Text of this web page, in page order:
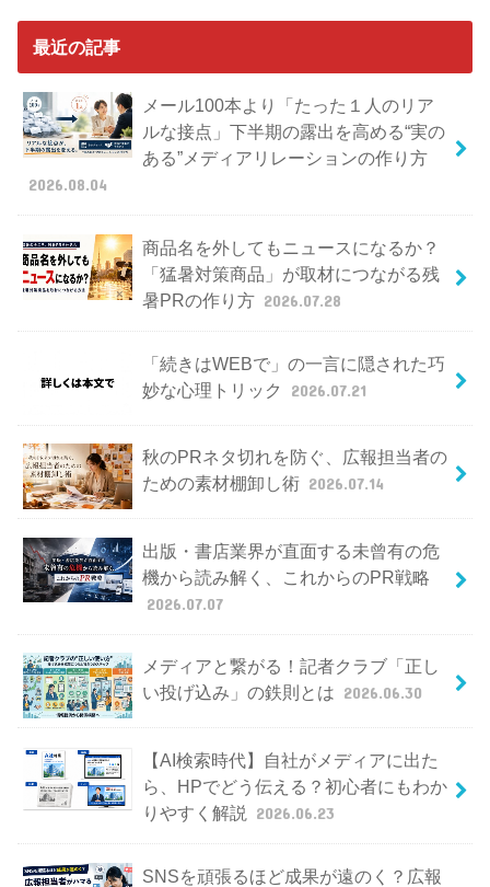
最近の記事
メール100本より「たった１人のリア
ルな接点」下半期の露出を高める“実の
ある”メディアリレーションの作り方
2026.08.04
商品名を外してもニュースになるか？
「猛暑対策商品」が取材につながる残
暑PRの作り方 2026.07.28
「続きはWEBで」の一言に隠された巧
妙な心理トリック
2026.07.21
秋のPRネタ切れを防ぐ、広報担当者の
ための素材棚卸し術 2026.07.14
出版・書店業界が直面する未曾有の危
機から読み解く、これからのPR戦略
2026.07.07
メディアと繋がる！記者クラブ「正し
い投げ込み」の鉄則とは 2026.06.30
【AI検索時代】自社がメディアに出た
ら、HPでどう伝える？初心者にもわか
りやすく解説
2026.06.23
SNSを頑張るほど成果が遠のく？広報